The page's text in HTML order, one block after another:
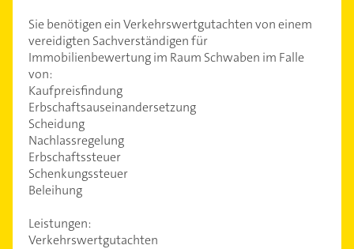
Sie benötigen ein Verkehrswertgutachten von einem
vereidigten Sachverständigen für
Immobilienbewertung im Raum Schwaben im Falle
von:
Kaufpreisfindung
Erbschaftsauseinandersetzung
Scheidung
Nachlassregelung
Erbschaftssteuer
Schenkungssteuer
Beleihung
Leistungen:
Verkehrswertgutachten